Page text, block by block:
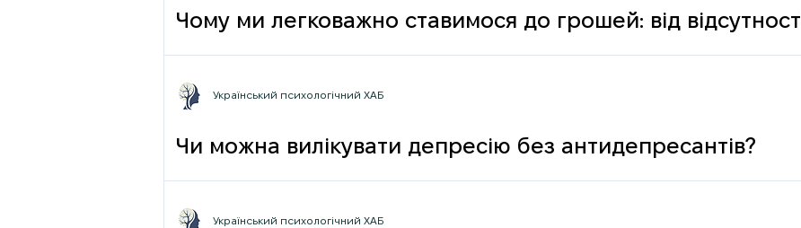
Чому ми легковажно ставимося до грошей: від
грамотності до психологічних і психічних причин
Чи можна вилікувати депресію без антидепресантів?
Український психологічний ХАБ
Український психологічний ХАБ